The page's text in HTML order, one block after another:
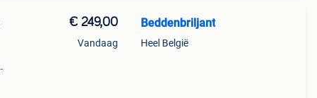
€ 249,00
Vandaag
Beddenbriljant
Heel België